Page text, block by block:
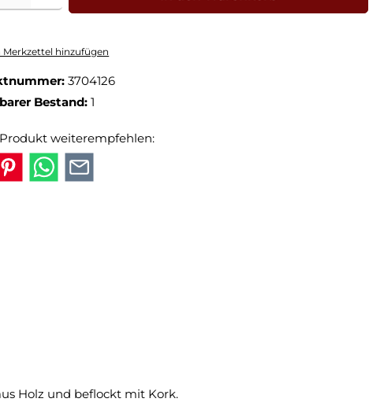
Merkzettel hinzufügen
3704126
Bestand: 1
Produkt weiterempfehlen:
Holz und beflockt mit Kork.